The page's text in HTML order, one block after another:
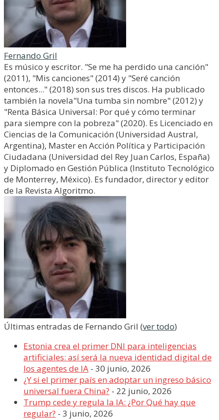
Fernando Gril
Es músico y escritor. "Se me ha perdido una canción"
(2011), "Mis canciones" (2014) y "Seré canción
entonces..." (2018) son sus tres discos. Ha publicado
también la novela"Una tumba sin nombre" (2012) y
"Renta Básica Universal: Por qué y cómo terminar
para siempre con la pobreza" (2020). Es Licenciado en
Ciencias de la Comunicación (Universidad Austral,
Argentina), Master en Acción Política y Participación
Ciudadana (Universidad del Rey Juan Carlos, España)
y Diplomado en Gestión Pública (Instituto Tecnológico
de Monterrey, México). Es fundador, director y editor
de la Revista Algoritmo.
Últimas entradas de Fernando Gril (ver todo)
Estonia crea el primer DNI para inteligencias
artificiales: así será la nueva identidad digital de
los agentes de IA - 30 junio, 2026
¿Y si el primer país en adoptar un ingreso básico
universal fuera China? - 22 junio, 2026
Trump cede y regula la IA: ¿Por Qué hay que
regular? - 3 junio, 2026